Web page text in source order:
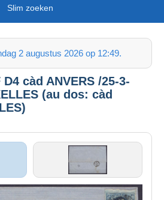
Slim zoeken
2 augustus 2026 op 12:49.
càd ANVERS /25-3-
(au dos: càd